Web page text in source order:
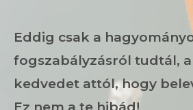
Eddig csak a
fogszabályzásról tudtál,
kedvedet attól, hogy